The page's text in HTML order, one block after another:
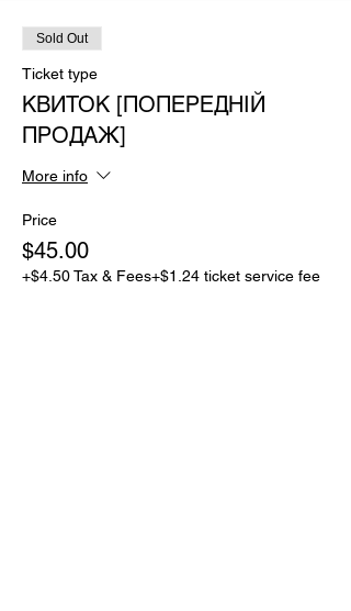
Sold Out
Ticket type
КВИТОК [ПОПЕРЕДНІЙ
ПРОДАЖ]
More info
Price
$45.00
+$4.50 Tax & Fees+$1.24 ticket service fee